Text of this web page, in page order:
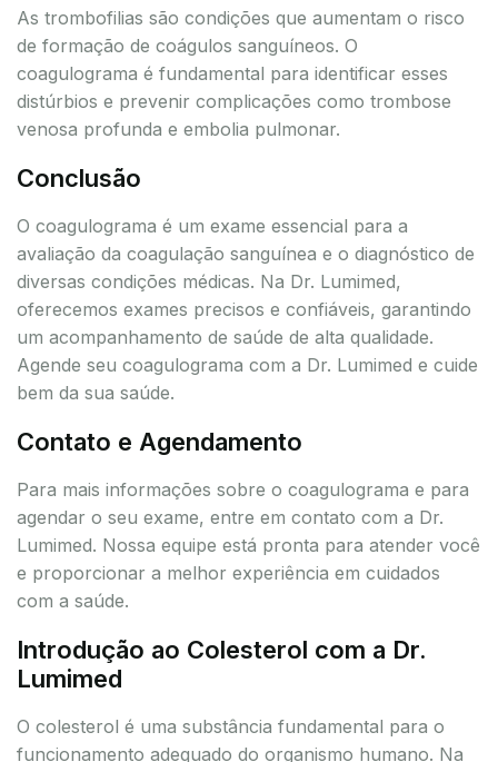
As trombofilias são condições que aumentam o risco
de formação de coágulos sanguíneos. O
coagulograma é fundamental para identificar esses
distúrbios e prevenir complicações como trombose
venosa profunda e embolia pulmonar.
Conclusão
O coagulograma é um exame essencial para a
avaliação da coagulação sanguínea e o diagnóstico de
diversas condições médicas. Na Dr. Lumimed,
oferecemos exames precisos e confiáveis, garantindo
um acompanhamento de saúde de alta qualidade.
Agende seu coagulograma com a Dr. Lumimed e cuide
bem da sua saúde.
Contato e Agendamento
Para mais informações sobre o coagulograma e para
agendar o seu exame, entre em contato com a Dr.
Lumimed. Nossa equipe está pronta para atender você
e proporcionar a melhor experiência em cuidados
com a saúde.
Introdução ao Colesterol com a Dr.
Lumimed
O colesterol é uma substância fundamental para o
funcionamento adequado do organismo humano. Na